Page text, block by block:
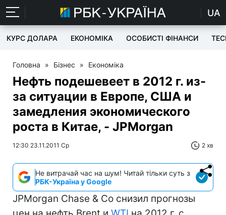
UA
КУРС ДОЛАРА ЕКОНОМІКА ОСОБИСТІ ФІНАНСИ
Головна » Бізнес » Економіка
Нефть подешевеет в 2012 г. из-
за ситуации в Европе, США и
замедления экономического
роста в Китае, - JPMorgan
12:30 23.11.2011 Ср 2 хв
Не витрачай час на шум! Читай тільки суть з
РБК-Україна у Google
JPMorgan Chase & Co снизил прогнозы